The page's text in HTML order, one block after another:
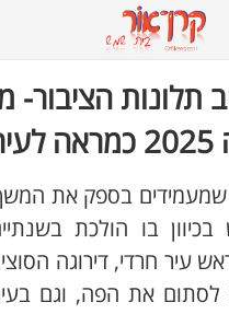
תלונות הציבור-
שמעמידים בספק את
בו הולכת
עיר חרדי, דירוגה
לסתום את הפה, וגם